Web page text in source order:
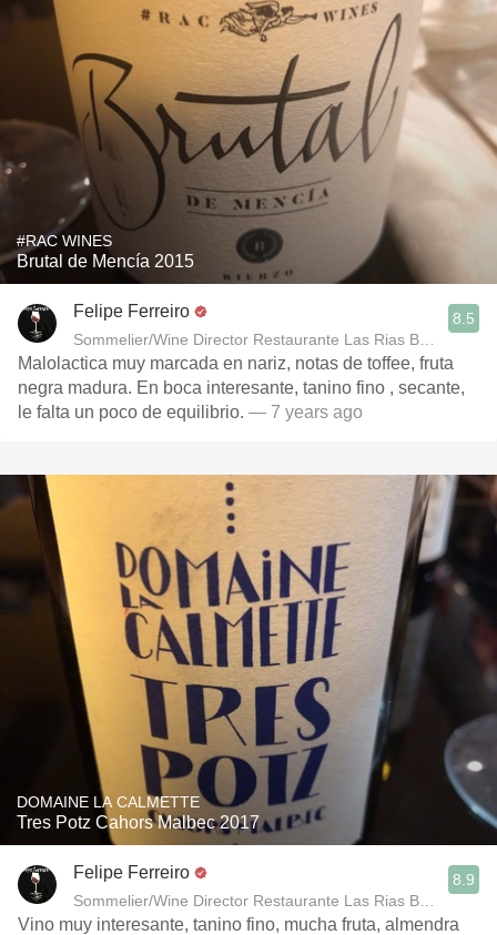
#RAC WINES
Brutal de Mencía 2015
Felipe Ferreiro
Sommelier/Wine Director Restaurante Las Rias Bajas
8.5
Malolactica muy marcada en nariz, notas de toffee, fruta
negra madura. En boca interesante, tanino fino , secante,
le falta un poco de equilibrio. — 7 years ago
DOMAINE LA CALMETTE
Tres Potz Cahors Malbec 2017
Felipe Ferreiro
Sommelier/Wine Director Restaurante Las Rias Bajas
8.9
Vino muy interesante, tanino fino, mucha fruta, almendra